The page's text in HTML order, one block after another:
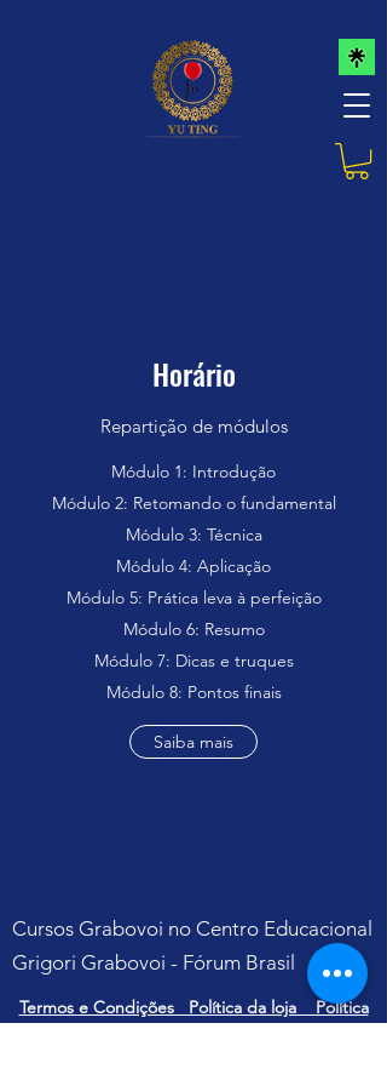
Horário
Repartição de módulos
Módulo 1: Introdução
Módulo 2: Retomando o fundamental
Módulo 3: Técnica
Módulo 4: Aplicação
Módulo 5: Prática leva à perfeição
Módulo 6: Resumo
Módulo 7: Dicas e truques
Módulo 8: Pontos finais
Saiba mais
Cursos Grabovoi no Centro Educacional
Grigori Grabovoi - Fórum Brasil
Termos e Condições Política da loja Política